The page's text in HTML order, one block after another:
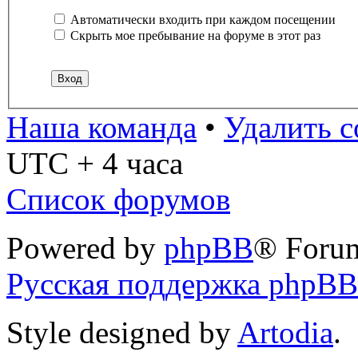
Автоматически входить при каждом посещении
Скрыть мое пребывание на форуме в этот раз
Наша команда • Удалить
UTC + 4 часа
Список форумов
Powered by phpBB®
Русская поддержка phpBB
Style designed by Artodia.